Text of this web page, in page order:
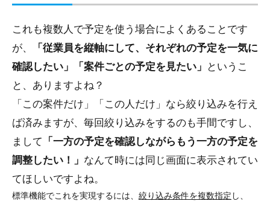
これも複数人で予定を使う場合によくあることです
が、
「従業員を縦軸にして、それぞれの予定を一気に
確認したい」「案件ごとの予定を見たい」
というこ
と、ありますよね？
「この案件だけ」「この人だけ」なら絞り込みを行え
ば済みますが、毎回絞り込みをするのも手間ですし、
まして
「一方の予定を確認しながらもう一方の予定を
調整したい！」 なんて時には同じ画面に表示されてい
てほしいですよね。
標準機能でこれを実現するには、 絞り込み条件を複数指定 し、